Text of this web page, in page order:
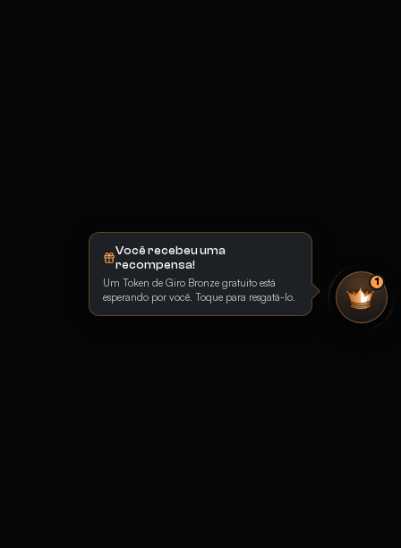
Você recebeu uma
recompensa!
Um Token de Giro Bronze gratuito está
esperando por você. Toque para resgatá-lo.
1